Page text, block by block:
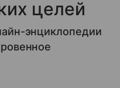
целей
энциклопедии